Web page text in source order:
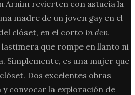
Arnim revierten con astucia la
madre de un joven gay en el
clóset, en el corto In den
lastimera que rompe en llanto ni
Simplemente, es una mujer que
Dos excelentes obras
convocar la exploración de